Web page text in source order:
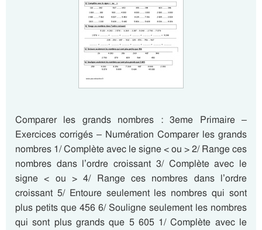
Comparer les grands nombres : 3eme Primaire –
Exercices corrigés – Numération Comparer les grands
nombres 1/ Complète avec le signe < ou > 2/ Range ces
nombres dans l’ordre croissant 3/ Complète avec le
signe < ou > 4/ Range ces nombres dans l’ordre
croissant 5/ Entoure seulement les nombres qui sont
plus petits que 456 6/ Souligne seulement les nombres
qui sont plus grands que 5 605 1/ Complète avec le